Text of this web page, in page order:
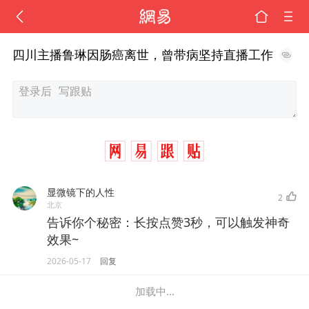
四川主播鲁琳因肠癌离世，曾带病坚持直播工作
显微镜下的人性
北京
2
告诉你个秘密：长按点赞3秒，可以触发神奇
效果~
2026-05-17 回复
加载中...